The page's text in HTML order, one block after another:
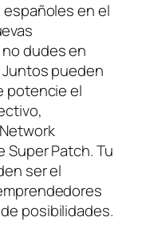
en el
dudes en
pueden
potencie el
Super Patch. Tu
ser el
posibilidades.